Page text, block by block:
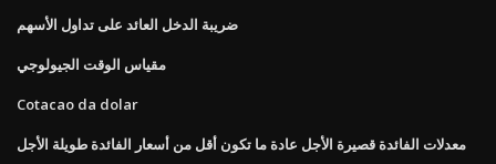
ضريبة الدخل العائد على تداول الأسهم
مقياس الوقت الجيولوجي
Cotacao da dolar
معدلات الفائدة قصيرة الأجل عادة ما تكون أقل من أسعار الفائدة طويلة الأجل